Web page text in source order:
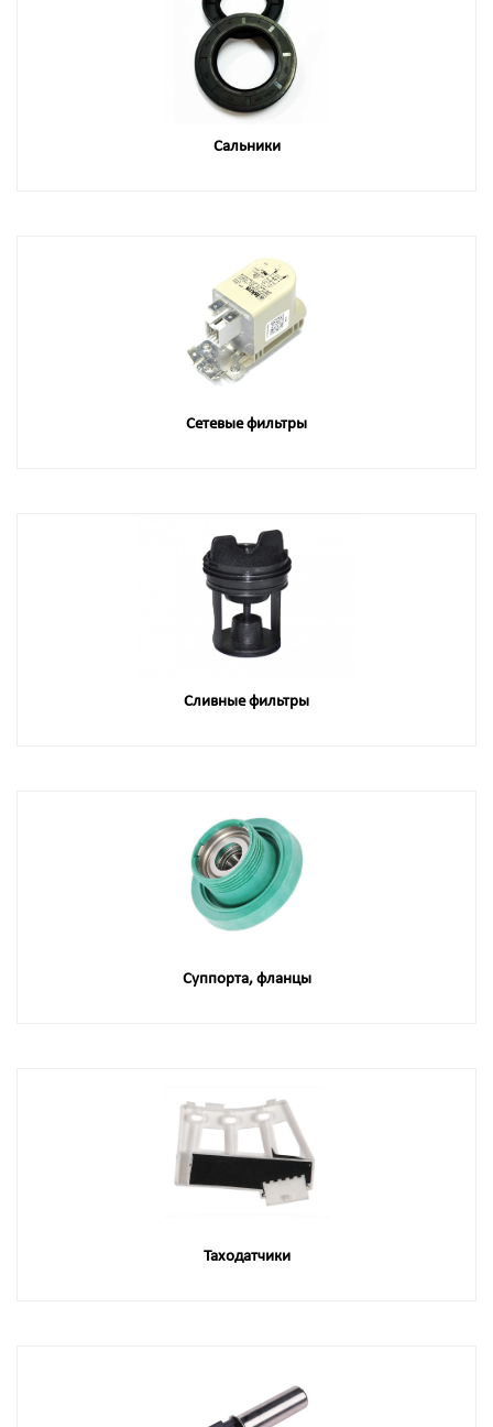
Сальники
Сетевые фильтры
Сливные фильтры
Суппорта, фланцы
Таходатчики